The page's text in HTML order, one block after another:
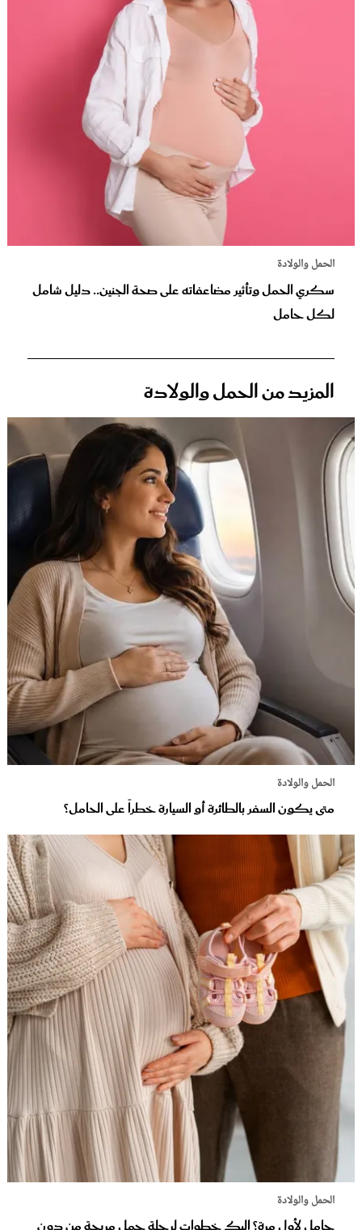
الحمل والولادة
سكري الحمل وتأثير مضاعفاته على صحة الجنين.. دليل شامل
لكل حامل
المزيد من الحمل والولادة
الحمل والولادة
متى يكون السفر بالطائرة أو السيارة خطراً على الحامل؟
الحمل والولادة